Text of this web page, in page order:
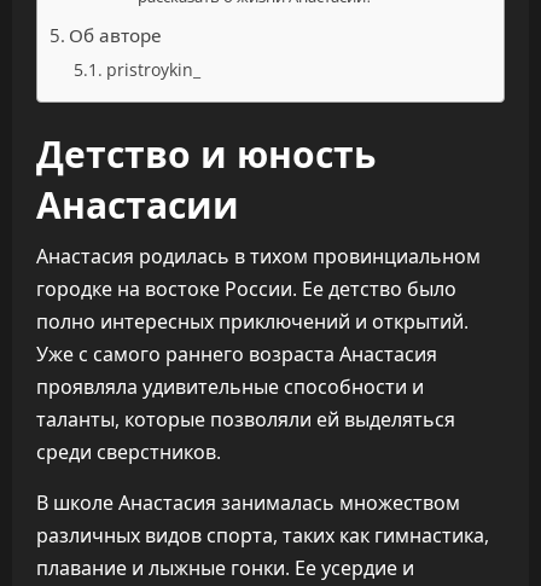
Об авторе
pristroykin_
Детство и юность
Анастасии
Анастасия родилась в тихом провинциальном
городке на востоке России. Ее детство было
полно интересных приключений и открытий.
Уже с самого раннего возраста Анастасия
проявляла удивительные способности и
таланты, которые позволяли ей выделяться
среди сверстников.
В школе Анастасия занималась множеством
различных видов спорта, таких как гимнастика,
плавание и лыжные гонки. Ее усердие и